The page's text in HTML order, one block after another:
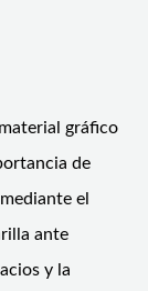
gráfico
de
el
ante
y la